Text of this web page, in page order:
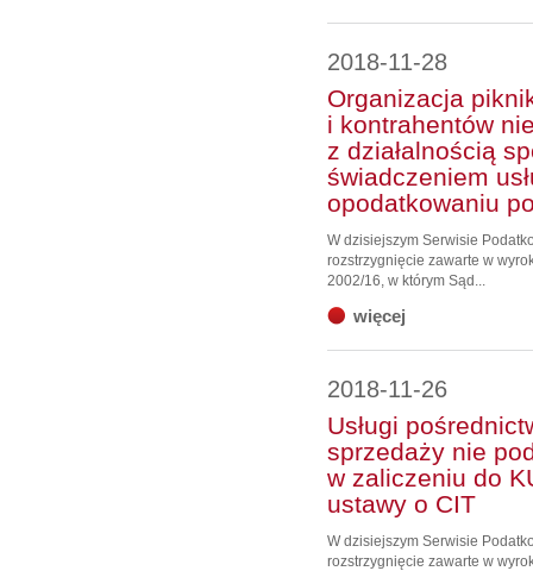
2018-11-28
Organizacja
i kontrahentów
z działalnością
świadczeniem
opodatkowaniu
W dzisiejszym Serwisie
rozstrzygnięcie zawarte w
2002/16, w którym Sąd...
więcej
2018-11-26
Usługi
sprzedaży nie
w zaliczeniu do
ustawy o CIT
W dzisiejszym Serwisie
rozstrzygnięcie zawarte w